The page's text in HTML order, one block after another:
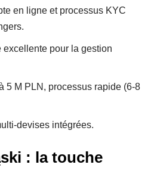
en ligne et processus KYC
pour la gestion
5 M PLN, processus rapide (6-8
devises intégrées.
: la touche